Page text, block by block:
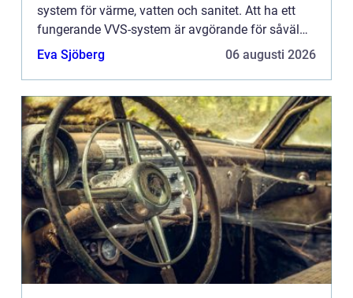
system för värme, vatten och sanitet. Att ha ett
fungerande VVS-system är avgörande för såväl
boende som f&...
Eva Sjöberg 06 augusti 2026